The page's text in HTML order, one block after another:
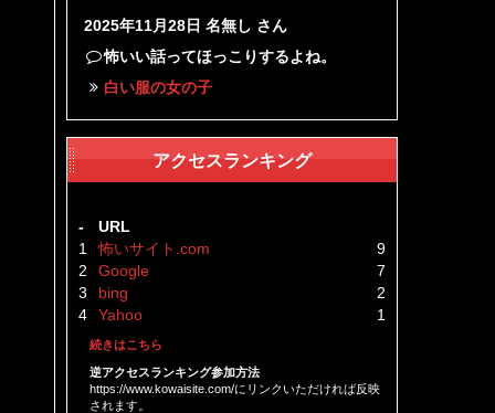
2025年11月28日 名無し さん
怖いい話ってほっこりするよね。
白い服の女の子
アクセスランキング
-
URL
1
怖いサイト.com
9
2
Google
7
3
bing
2
4
Yahoo 1
続きはこちら
逆アクセスランキング参加方法
https://www.kowaisite.com/にリンクいただければ反映
されます。